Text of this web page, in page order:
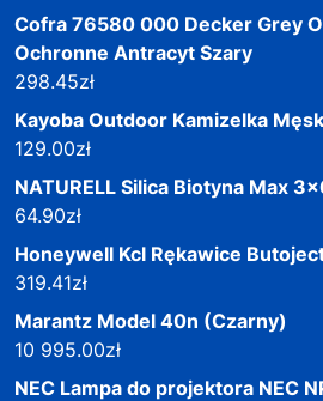
Cofra 76580 000 Decker Grey
Ochronne Antracyt Szary
298.45zł
Kayoba Outdoor Kamizelka
129.00zł
NATURELL Silica Biotyna Max
64.90zł
Honeywell Kcl Rękawice
319.41zł
Marantz Model 40n (Czarny)
10 995.00zł
NEC Lampa do projektora NEC